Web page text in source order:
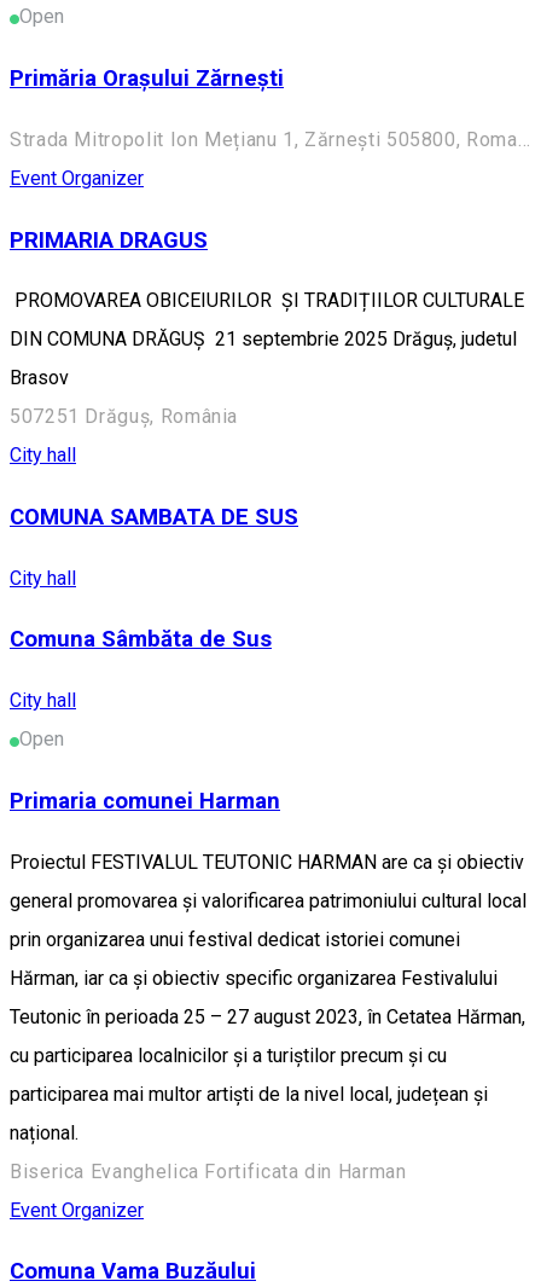
Open
Primăria Orașului Zărnești
Strada Mitropolit Ion Mețianu 1, Zărnești 505800, Romania
Event Organizer
PRIMARIA DRAGUS
PROMOVAREA OBICEIURILOR ȘI TRADIȚIILOR CULTURALE
DIN COMUNA DRĂGUȘ 21 septembrie 2025 Drăguș, judetul
Brasov
507251 Drăguș, România
City hall
COMUNA SAMBATA DE SUS
City hall
Comuna Sâmbăta de Sus
City hall
Open
Primaria comunei Harman
Proiectul FESTIVALUL TEUTONIC HARMAN are ca și obiectiv
general promovarea și valorificarea patrimoniului cultural local
prin organizarea unui festival dedicat istoriei comunei
Hărman, iar ca și obiectiv specific organizarea Festivalului
Teutonic în perioada 25 – 27 august 2023, în Cetatea Hărman,
cu participarea localnicilor și a turiștilor precum și cu
participarea mai multor artiști de la nivel local, județean și
național.
Biserica Evanghelica Fortificata din Harman
Event Organizer
Comuna Vama Buzăului